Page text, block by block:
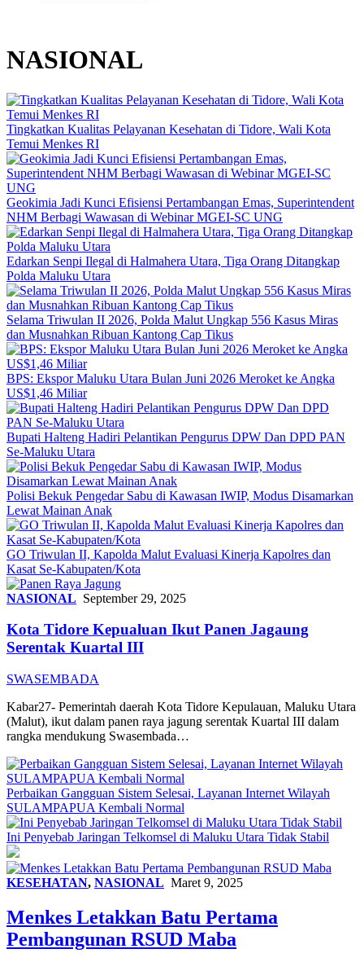
NASIONAL
Tingkatkan Kualitas Pelayanan Kesehatan di Tidore, Wali Kota
Temui Menkes RI
Geokimia Jadi Kunci Efisiensi Pertambangan Emas, Superintendent
NHM Berbagi Wawasan di Webinar MGEI-SC UNG
Edarkan Senpi Ilegal di Halmahera Utara, Tiga Orang Ditangkap
Polda Maluku Utara
Selama Triwulan II 2026, Polda Malut Ungkap 556 Kasus Miras
dan Musnahkan Ribuan Kantong Cap Tikus
BPS: Ekspor Maluku Utara Bulan Juni 2026 Meroket ke Angka
US$1,46 Miliar
Bupati Halteng Hadiri Pelantikan Pengurus DPW Dan DPD PAN
Se-Maluku Utara
Polisi Bekuk Pengedar Sabu di Kawasan IWIP, Modus Disamarkan
Lewat Mainan Anak
GO Triwulan II, Kapolda Malut Evaluasi Kinerja Kapolres dan
Kasat Se-Kabupaten/Kota
NASIONAL September 29, 2025
Kota Tidore Kepualuan Ikut Panen Jagaung
Serentak Kuartal III
SWASEMBADA
Kabar27- Pemerintah daerah Kota Tidore Kepulauan, Maluku Utara
(Malut), ikut dalam panen raya jagung serentak Kuartal III dalam
rangka mendukung Swasembada…
Perbaikan Gangguan Sistem Selesai, Layanan Internet Wilayah
SULAMPAPUA Kembali Normal
Ini Penyebab Jaringan Telkomsel di Maluku Utara Tidak Stabil
KESEHATAN, NASIONAL Maret 9, 2025
Menkes Letakkan Batu Pertama
Pembangunan RSUD Maba